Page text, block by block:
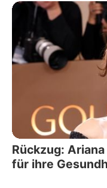
Rückzug:
für ihre